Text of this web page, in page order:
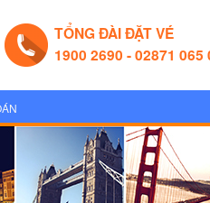
TỔNG ĐÀI ĐẶT VÉ
1900 2690 - 02871 065